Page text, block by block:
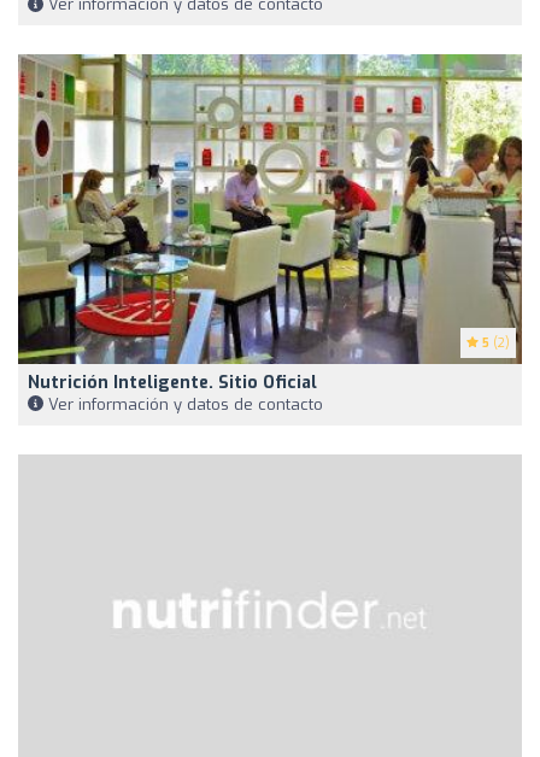
5 (2)
Nutrición Inteligente. Sitio Oficial
Ver información y datos de contacto